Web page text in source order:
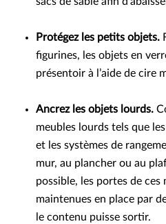
Protégez les petits objets.
figurines, les objets en
présentoir à l’aide de cire
Ancrez les objets lourds.
meubles lourds tels que
et les systèmes de
mur, au plancher ou au
possible, les portes de
maintenues en place par
le contenu puisse sortir.